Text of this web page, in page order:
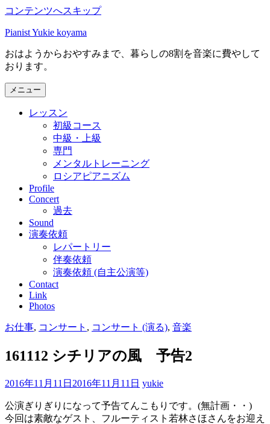
コンテンツへスキップ
Pianist Yukie koyama
おはようからおやすみまで、暮らしの8割を音楽に費やして
おります。
メニュー
レッスン
初級コース
中級・上級
専門
メンタルトレーニング
ロシアピアニズム
Profile
Concert
過去
Sound
演奏依頼
レパートリー
伴奏依頼
演奏依頼 (自主公演等)
Contact
Link
Photos
お仕事, コンサート , コンサート (演る), 音楽
161112 シチリアの風 予告2
2016年11月11日 2016年11月11日 yukie
公演ぎりぎりになって予告てんこもりです。(無計画・・)
今回は素敵なゲスト、フルーティスト若林さほさんをお迎え